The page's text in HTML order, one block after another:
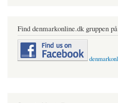
Find denmarkonline.dk gruppen